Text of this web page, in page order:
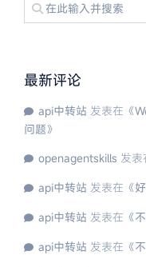
最新评论
api中转站 发表在《
问题》
openagentskills 发表
api中转站 发表在《
api中转站 发表在《
api中转站 发表在《